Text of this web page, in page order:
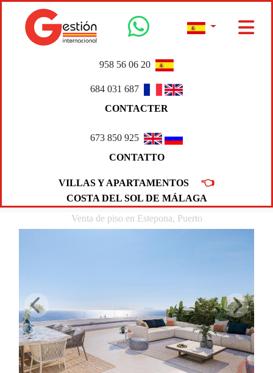
958 56 06 20
684 031 687
CONTACTER
673 850 925
CONTATTO
VILLAS Y APARTAMENTOS 👈
COSTA DEL SOL DE MÁLAGA
Venta de piso en Estepona, Puerto